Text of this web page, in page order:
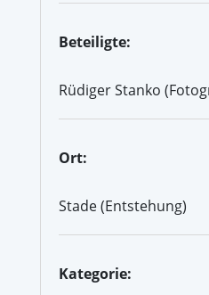
Beteiligte:
Rüdiger Stanko
Ort:
Stade (Entstehung)
Kategorie: